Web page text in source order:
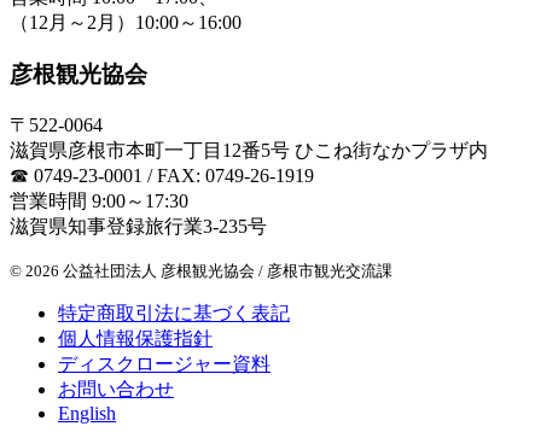
（12月～2月）10:00～16:00
彦根観光協会
〒522-0064
滋賀県彦根市本町一丁目12番5号 ひこね街なかプラザ内
☎ 0749-23-0001 / FAX: 0749-26-1919
営業時間 9:00～17:30
滋賀県知事登録旅行業3-235号
© 2026 公益社団法人 彦根観光協会 / 彦根市観光交流課
特定商取引法に基づく表記
個人情報保護指針
ディスクロージャー資料
お問い合わせ
English